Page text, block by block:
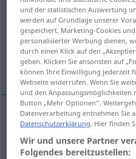
Übersicht aller
(Für mehr Details die
zapewnienie
zapewnienie Zusicherung
und der statistischen Auswertung
werden auf Grundlage unserer
gespeichert. Marketing-Cookies
personalisierter Werbung dienen,
durch einen Klick auf den
geben. Klicken Sie ansonsten auf
können Ihre Einwilligung jederzeit
Webseite widerrufen. Wenn Sie
und den Anpassungsmöglichkeiten
Button „Mehr Optionen“.
Datenverarbeitung entnehmen Sie
Datenschutzerklärung. Hier finden
Wir und unsere Partner
Folgendes bereitzustellen: